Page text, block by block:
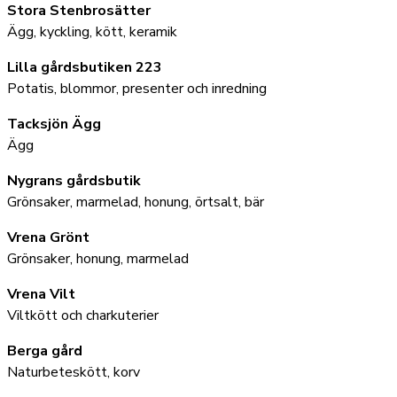
Stora Stenbrosätter
Ägg, kyckling, kött, keramik
Lilla gårdsbutiken 223
Potatis, blommor, presenter och inredning
Tacksjön Ägg
Ägg
Nygrans gårdsbutik
Grönsaker, marmelad, honung, örtsalt, bär
Vrena Grönt
Grönsaker, honung, marmelad
Vrena Vilt
Viltkött och charkuterier
Berga gård
Naturbeteskött, korv